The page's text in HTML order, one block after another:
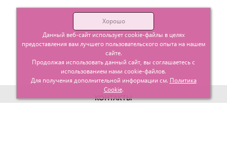
КОНТАКТЫ
Хорошо
Данный веб-сайт использует cookie-файлы в целях
предоставления вам лучшего пользовательского опыта на нашем
сайте.
Продолжая использовать данный сайт, вы соглашаетесь с
использованием нами cookie-файлов.
Для получения дополнительной информации см. Политика
Cookie.